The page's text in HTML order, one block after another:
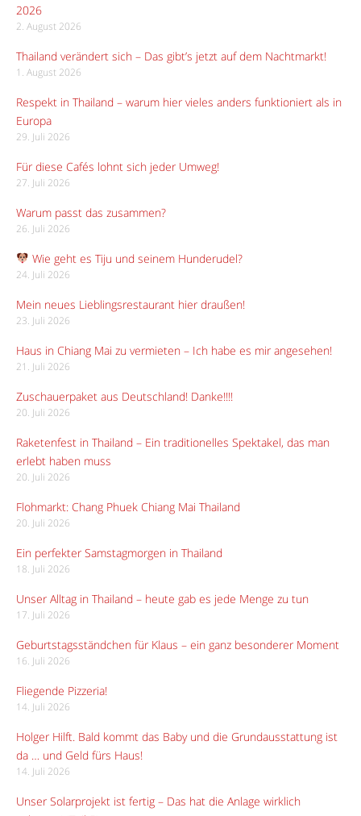
2026
2. August 2026
Thailand verändert sich – Das gibt’s jetzt auf dem Nachtmarkt!
1. August 2026
Respekt in Thailand – warum hier vieles anders funktioniert als in
Europa
29. Juli 2026
Für diese Cafés lohnt sich jeder Umweg!
27. Juli 2026
Warum passt das zusammen?
26. Juli 2026
Wie geht es Tiju und seinem Hunderudel?
24. Juli 2026
Mein neues Lieblingsrestaurant hier draußen!
23. Juli 2026
Haus in Chiang Mai zu vermieten – Ich habe es mir angesehen!
21. Juli 2026
Zuschauerpaket aus Deutschland! Danke!!!!
20. Juli 2026
Raketenfest in Thailand – Ein traditionelles Spektakel, das man
erlebt haben muss
20. Juli 2026
Flohmarkt: Chang Phuek Chiang Mai Thailand
20. Juli 2026
Ein perfekter Samstagmorgen in Thailand
18. Juli 2026
Unser Alltag in Thailand – heute gab es jede Menge zu tun
17. Juli 2026
Geburtstagsständchen für Klaus – ein ganz besonderer Moment
16. Juli 2026
Fliegende Pizzeria!
14. Juli 2026
Holger Hilft. Bald kommt das Baby und die Grundausstattung ist
da … und Geld fürs Haus!
14. Juli 2026
Unser Solarprojekt ist fertig – Das hat die Anlage wirklich